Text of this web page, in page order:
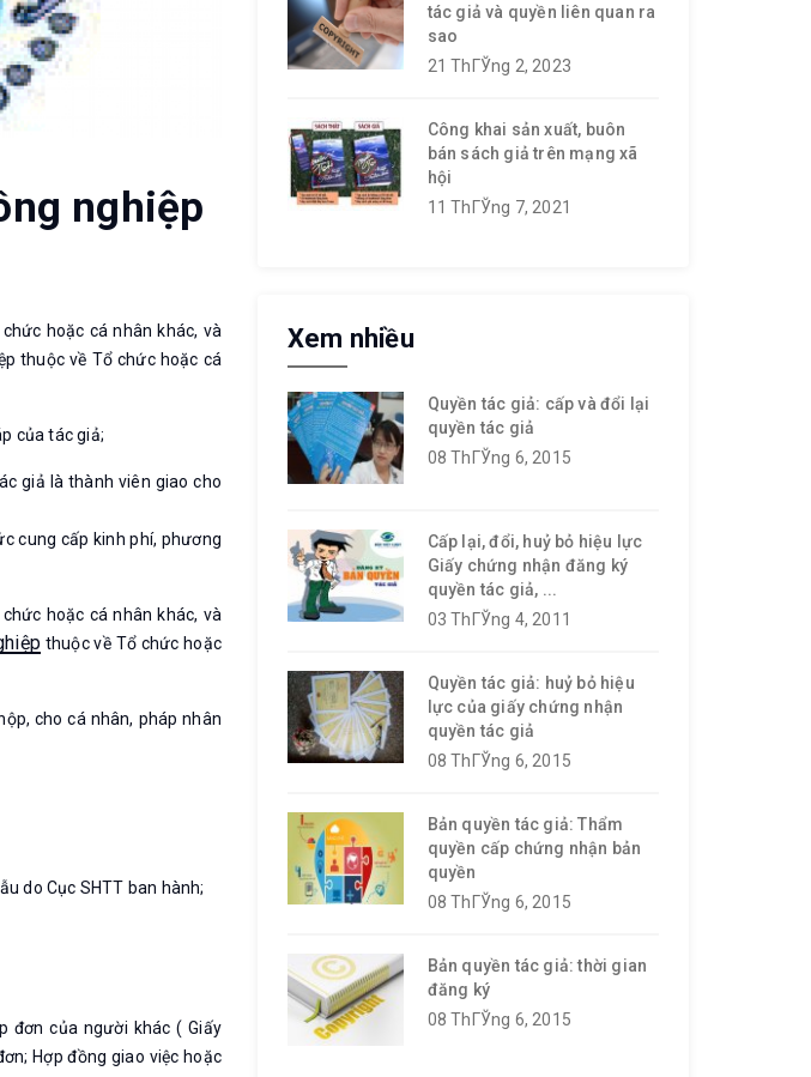
nghiệp
hoặc cá nhân khác, và
thuộc về Tổ chức hoặc cá
của tác giả;
giả là thành viên giao cho
cung cấp kinh phí, phương
hoặc cá nhân khác, và
thuộc về Tổ chức hoặc
cho cá nhân, pháp nhân
do Cục SHTT ban hành;
đơn của người khác ( Giấy
Hợp đồng giao việc hoặc
tác giả và quyền liên quan ra
sao
21 ThГЎng 2, 2023
Công khai sản xuất, buôn
bán sách giả trên mạng xã
hội
11 ThГЎng 7, 2021
Xem nhiều
Quyền tác giả: cấp và đổi lại
quyền tác giả
08 ThГЎng 6, 2015
Cấp lại, đổi, huỷ bỏ hiệu lực
Giấy chứng nhận đăng ký
quyền tác giả, ...
03 ThГЎng 4, 2011
Quyền tác giả: huỷ bỏ hiệu
lực của giấy chứng nhận
quyền tác giả
08 ThГЎng 6, 2015
Bản quyền tác giả: Thẩm
quyền cấp chứng nhận bản
quyền
08 ThГЎng 6, 2015
Bản quyền tác giả: thời gian
đăng ký
08 ThГЎng 6, 2015